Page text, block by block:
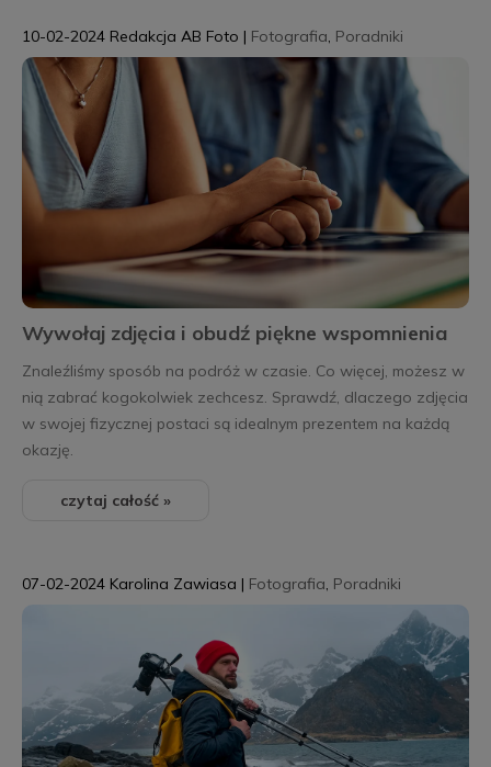
Wywołaj zdjęcia i obudź piękne wspomnienia
10-02-2024 Redakcja AB Foto | Fotografia, Poradniki
Znaleźliśmy sposób na podróż w czasie. Co więcej, możesz w
nią zabrać kogokolwiek zechcesz. Sprawdź, dlaczego zdjęcia
w swojej fizycznej postaci są idealnym prezentem na każdą
okazję.
czytaj całość »
07-02-2024 Karolina Zawiasa | Fotografia, Poradniki